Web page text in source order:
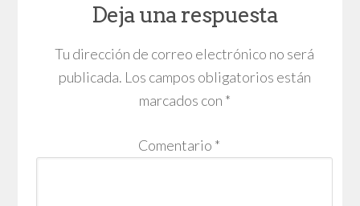
Deja una respuesta
Tu dirección de correo electrónico no será
publicada. Los campos obligatorios están
marcados con *
Comentario *